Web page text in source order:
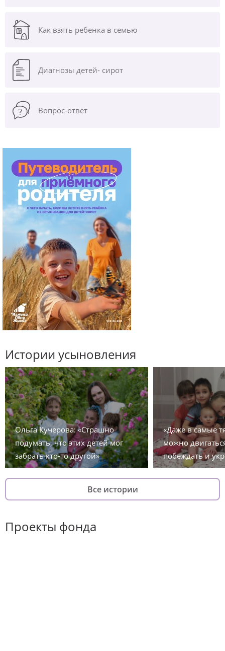
Как взять ребенка в семью
Диагнозы детей- сирот
Вопрос-ответ
Истории усыновления
Ольга Кучерова: «Страшно
подумать, что этих детей мог
забрать кто-то другой»
«Даже в самые
можно
побеждать и
Все истории
Проекты фонда